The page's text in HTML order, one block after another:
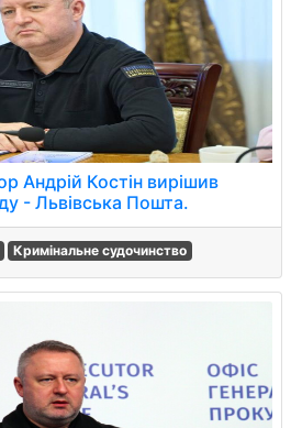
Андрій Костін вирішив
- Львівська Пошта.
Кримінальне судочинство